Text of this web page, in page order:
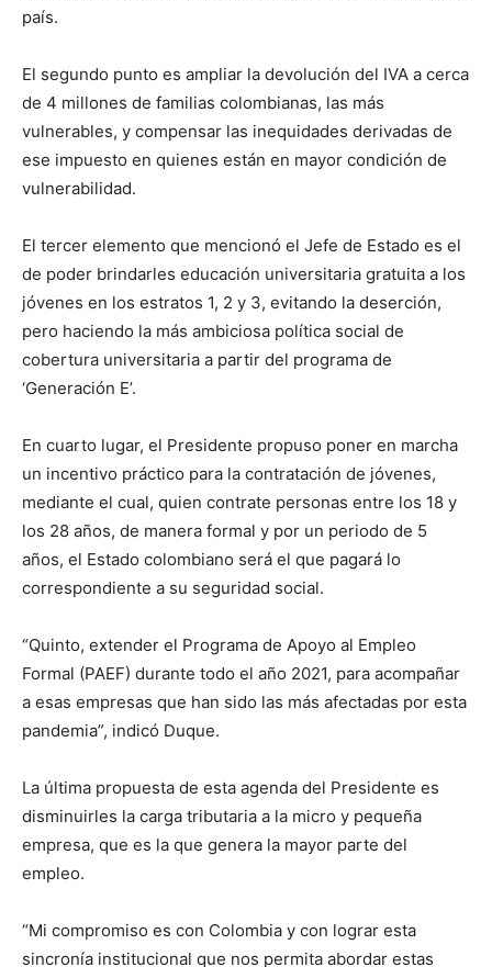
país.
El segundo punto es ampliar la devolución del IVA a cerca
de 4 millones de familias colombianas, las más
vulnerables, y compensar las inequidades derivadas de
ese impuesto en quienes están en mayor condición de
vulnerabilidad.
El tercer elemento que mencionó el Jefe de Estado es el
de poder brindarles educación universitaria gratuita a los
jóvenes en los estratos 1, 2 y 3, evitando la deserción,
pero haciendo la más ambiciosa política social de
cobertura universitaria a partir del programa de
‘Generación E’.
En cuarto lugar, el Presidente propuso poner en marcha
un incentivo práctico para la contratación de jóvenes,
mediante el cual, quien contrate personas entre los 18 y
los 28 años, de manera formal y por un periodo de 5
años, el Estado colombiano será el que pagará lo
correspondiente a su seguridad social.
“Quinto, extender el Programa de Apoyo al Empleo
Formal (PAEF) durante todo el año 2021, para acompañar
a esas empresas que han sido las más afectadas por esta
pandemia”, indicó Duque.
La última propuesta de esta agenda del Presidente es
disminuirles la carga tributaria a la micro y pequeña
empresa, que es la que genera la mayor parte del
empleo.
“Mi compromiso es con Colombia y con lograr esta
sincronía institucional que nos permita abordar estas